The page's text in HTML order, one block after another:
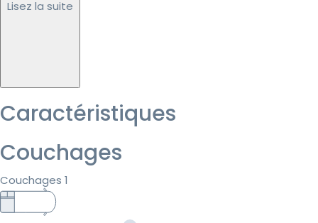
Lisez la suite
Caractéristiques
Couchages
Couchages 1